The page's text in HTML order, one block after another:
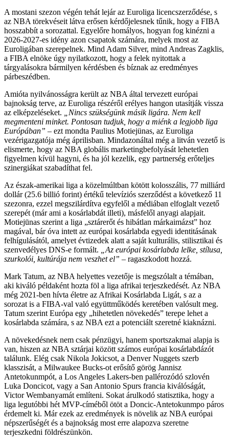
A mostani szezon végén tehát lejár az Euroliga licencszerződése, s
az NBA törekvéseit látva erősen kérdőjelesnek tűnik, hogy a FIBA
hosszabbít a sorozattal. Egyelőre homályos, hogyan fog kinézni a
2026-2027-es idény azon csapatok számára, melyek most az
Euroligában szerepelnek. Mind Adam Silver, mind Andreas Zagklis,
a FIBA elnöke úgy nyilatkozott, hogy a felek nyitottak a
tárgyalásokra bármilyen kérdésben és bíznak az eredményes
párbeszédben.
Amióta nyilvánosságra került az NBA által tervezett európai
bajnokság terve, az Euroliga részéről erélyes hangon utasítják vissza
az elképzeléseket.
„Nincs szükségünk másik ligára. Nem kell
megmenteni minket. Pontosan tudjuk, hogy a miénk a legjobb liga
Európában” – ezt mondta Paulius Motiejünas, az Euroliga
vezérigazgatója még áprilisban. Mindazonáltal még a litván vezető is
elismerte, hogy az NBA globális marketingbefolyását lehetetlen
figyelmen kívül hagyni, és ha jól kezelik, egy partnerség erőteljes
szinergiákat szabadíthat fel.
Az észak-amerikai liga a közelmúltban kötött kolosszális, 77 milliárd
dollár (25.6 billió forint) értékű televíziós szerződést a következő 11
szezonra, ezzel megszilárdítva egyfelől a médiában elfoglalt vezető
szerepét (már ami a kosárlabdát illeti), másfelől anyagi alapjait.
Motiejūnas szerint a liga „sztárerőt és hibátlan márkaimázst” hoz
magával, bár óva intett az európai kosárlabda egyedi identitásának
felhígulásától, amelyet évtizedek alatt a saját kulturális, stilisztikai és
szenvedélyes DNS-e formált.
„Az európai kosárlabda lelke, stílusa,
szurkolói, kultúrája nem veszhet el” – ragaszkodott hozzá.
Mark Tatum, az NBA helyettes vezetője is megszólalt a témában,
aki kiváló példaként hozta föl a liga afrikai terjeszkedését. Az NBA
még 2021-ben hívta életre az Afrikai Kosárlabda Ligát, s az a
sorozat is a FIBA-val való együttműködés keretében valósult meg.
Tatum szerint Európa egy „hihetetlen növekedés” terepe lehet a
kosárlabda számára, s az NBA ezt a potenciált szeretné kiaknázni.
A növekedésnek nem csak pénzügyi, hanem sportszakmai alapja is
van, hiszen az NBA sztárjai között számos európai kosárlabdázót
találunk. Elég csak Nikola Jokicsot, a Denver Nuggets szerb
klasszisát, a Milwaukee Bucks-ot erősítő görög Jannisz
Antetokunmpót, a Los Angeles Lakers-ben pallérozódó szlovén
Luka Doncicot, vagy a San Antonio Spurs francia kiválóságát,
Victor Wembanyamát említeni. Sokat árulkodó statisztika, hogy a
liga legutóbbi hét MVP-címéből ötöt a Doncic-Antetokunmpo páros
érdemelt ki. Már ezek az eredmények is növelik az NBA európai
népszerűségét és a bajnokság most erre alapozva szeretne
terjeszkedni földrészünkön.